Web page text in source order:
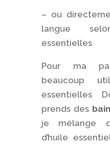
– ou
langue
essentielles
Pour ma
beaucoup
essentielles
prends des
je mélange
d’huile